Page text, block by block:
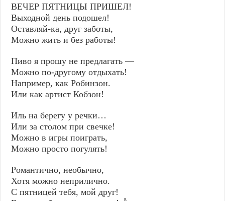
ВЕЧЕР ПЯТНИЦЫ ПРИШЕЛ!
Выходной день подошел!
Оставляй-ка, друг заботы,
Можно жить и без работы!
Пиво я прошу не предлагать —
Можно по-другому отдыхать!
Например, как Робинзон.
Или как артист Кобзон!
Иль на берегу у речки…
Или за столом при свечке!
Можно в игры поиграть,
Можно просто погулять!
Романтично, необычно,
Хотя можно неприлично.
С пятницей тебя, мой друг!